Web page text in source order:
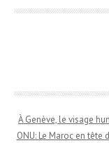
À Genève, le visage
ONU: Le Maroc en